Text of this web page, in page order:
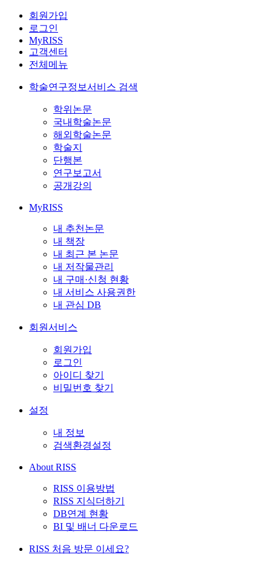
회원가입
로그인
MyRISS
고객센터
전체메뉴
학술연구정보서비스 검색
학위논문
국내학술논문
해외학술논문
학술지
단행본
연구보고서
공개강의
MyRISS
내 추천논문
내 책장
내 최근 본 논문
내 저작물관리
내 구매·신청 현황
내 서비스 사용권한
내 관심 DB
회원서비스
회원가입
로그인
아이디 찾기
비밀번호 찾기
설정
내 정보
검색환경설정
About RISS
RISS 이용방법
RISS 지식더하기
DB연계 현황
BI 및 배너 다운로드
RISS 처음 방문 이세요?